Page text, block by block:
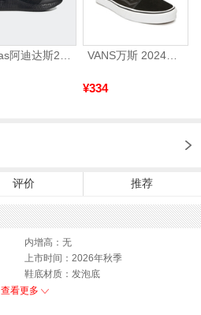
¥334
评价 推荐
内增高：无
上市时间：2026年秋季
鞋底材质：发泡底
色系：杏色
查看更多